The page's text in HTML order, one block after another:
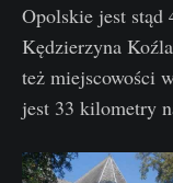
Opolskie jest
Kędzierzyna
też miejscowości
jest 33 kilometry